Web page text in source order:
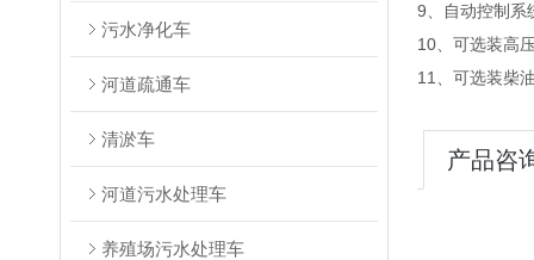
污水净化车
河道疏通车
清淤车
河道污水处理车
养殖场污水处理车
9 、自动控制
10 、可选装高
11
、可选装柴
产品咨